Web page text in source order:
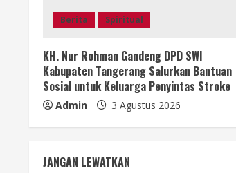
n
g
Berita Spiritual
KH. Nur Rohman Gandeng DPD SWI
Kabupaten Tangerang Salurkan Bantuan
Sosial untuk Keluarga Penyintas Stroke
Admin 3 Agustus 2026
JANGAN LEWATKAN